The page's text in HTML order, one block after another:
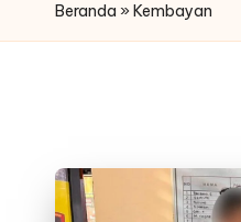
Beranda » Kembayan